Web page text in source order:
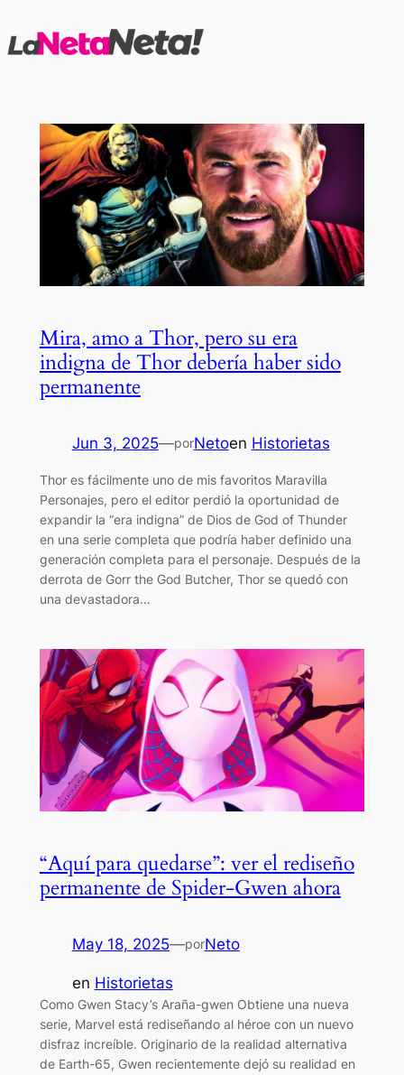
al
Mira, amo a Thor, pero su era
indigna de Thor debería haber sido
permanente
Jun 3, 2025—porNetoen Historietas
Thor es fácilmente uno de mis favoritos Maravilla
Personajes, pero el editor perdió la oportunidad de
expandir la “era indigna” de Dios de God of Thunder
en una serie completa que podría haber definido una
generación completa para el personaje. Después de la
derrota de Gorr the God Butcher, Thor se quedó con
una devastadora…
“Aquí para quedarse”: ver el rediseño
permanente de Spider-Gwen ahora
May 18, 2025—porNeto
en Historietas
Como Gwen Stacy’s Araña-gwen Obtiene una nueva
serie, Marvel está rediseñando al héroe con un nuevo
disfraz increíble. Originario de la realidad alternativa
de Earth-65, Gwen recientemente dejó su realidad en